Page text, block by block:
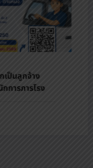
เป็นลูกจ้าง
การภารโรง